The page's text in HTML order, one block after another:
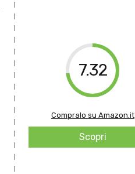
7.32
Compralo su Amazon.it
Scopri